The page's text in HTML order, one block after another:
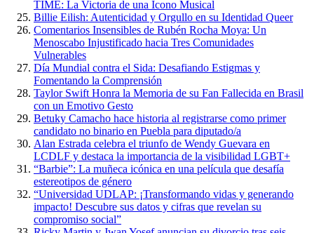
TIME: La Victoria de una Icono Musical
Billie Eilish: Autenticidad y Orgullo en su Identidad Queer
Comentarios Insensibles de Rubén Rocha Moya: Un
Menoscabo Injustificado hacia Tres Comunidades
Vulnerables
Día Mundial contra el Sida: Desafiando Estigmas y
Fomentando la Comprensión
Taylor Swift Honra la Memoria de su Fan Fallecida en Brasil
con un Emotivo Gesto
Betuky Camacho hace historia al registrarse como primer
candidato no binario en Puebla para diputado/a
Alan Estrada celebra el triunfo de Wendy Guevara en
LCDLF y destaca la importancia de la visibilidad LGBT+
“Barbie”: La muñeca icónica en una película que desafía
estereotipos de género
“Universidad UDLAP: ¡Transformando vidas y generando
impacto! Descubre sus datos y cifras que revelan su
compromiso social”